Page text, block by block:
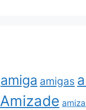
amiga amigas
Amizade